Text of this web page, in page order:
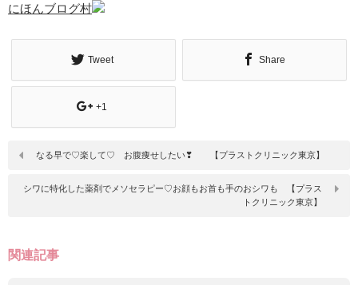
にほんブログ村
Tweet Share
+1
なる早で♡楽して♡ お腹痩せしたい❣ 【プラストクリニック東京】
シワに特化した薬剤でメソセラピー♡お顔もお首も手のおシワも 【プラス
トクリニック東京】
関連記事